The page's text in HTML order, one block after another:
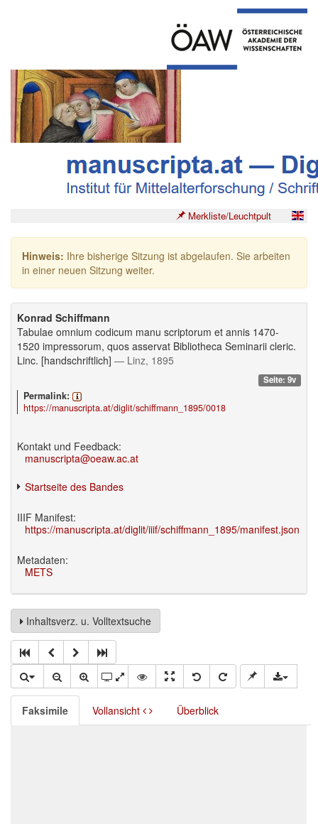
Merkliste/Leuchtpult
Hinweis: Ihre bisherige Sitzung ist abgelaufen. Sie arbeiten
in einer neuen Sitzung weiter.
Konrad Schiffmann
Tabulae omnium codicum manu scriptorum et annis 1470-
1520 impressorum, quos asservat Bibliotheca Seminarii cleric.
Linc. [handschriftlich] — Linz, 1895
Seite: 9v
Permalink:
https://manuscripta.at/diglit/schiffmann_1895/0018
Kontakt und Feedback:
manuscripta@oeaw.ac.at
Startseite des Bandes
IIIF Manifest:
https://manuscripta.at/diglit/iiif/schiffmann_1895/manifest.json
Metadaten:
METS
Inhaltsverz. u. Volltextsuche
Faksimile Vollansicht Überblick